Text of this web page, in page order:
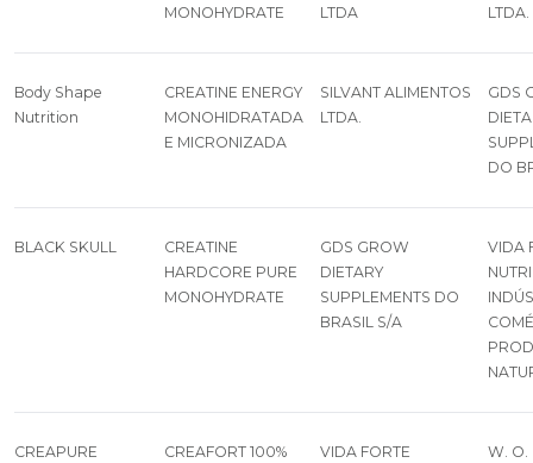
MONOHYDRATE
LTDA
LTDA.
Body Shape
Nutrition
CREATINE ENERGY
MONOHIDRATADA
E MICRONIZADA
SILVANT ALIMENTOS
LTDA.
GDS
DO
BLACK SKULL
CREATINE
HARDCORE PURE
MONOHYDRATE
GDS GROW
DIETARY
SUPPLEMENTS DO
BRASIL S/A
VIDA
CREAPURE
CREAFORT 100%
VIDA FORTE
W. O.